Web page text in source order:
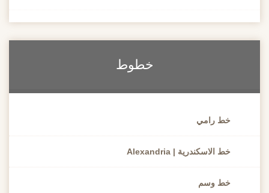
خطوط
خط رامي
خط الاسكندرية | Alexandria
خط وسم